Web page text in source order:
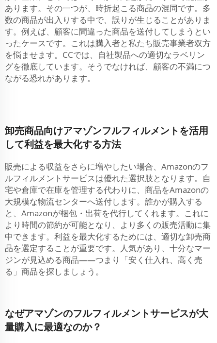
あります。その一つが、時折起こる商品の混同です。多
数の商品が出入りする中で、誤りが生じることがありま
す。例えば、顧客に間違った商品を送付してしまうとい
ったケースです。これは購入者と私たち販売事業者双方
を悩ませます。CCでは、自社製品への適切なラベリン
グを徹底しています。そうでなければ、顧客の不満につ
ながる恐れがあります。
卸売商品向けアマゾンフルフィルメントを活用
して利益を最大化する方法
販売による収益をさらに増やしたい場合、Amazonのフ
ルフィルメントサービスは優れた選択肢となります。自
宅や倉庫で在庫を管理する代わりに、商品をAmazonの
大規模な物流センターへ送付します。誰かが購入する
と、Amazonが梱包・出荷を代行してくれます。これに
より時間の節約が可能となり、より多くの販売活動に集
中できます。利益を最大化するためには、適切な卸売商
品を選定することが重要です。人気があり、十分なマー
ジンが見込める商品——つまり「安く仕入れ、高く売
る」商品を探しましょう。
なぜアマゾンのフルフィルメントサービスが大
量購入に最適なのか？